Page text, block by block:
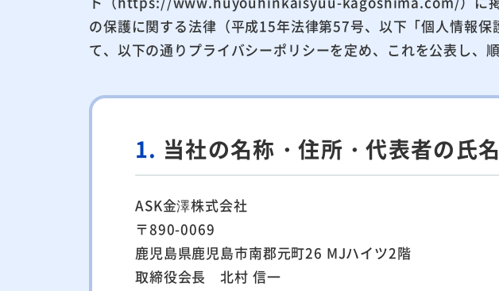
の保護に関する法律（平成15年法律第57号、以下「個人情報
て、以下の通りプライバシーポリシーを定め、これを公表し、順
1. 当社の名称・住所・代表者の氏名
ASK金澤株式会社
〒890-0069
鹿児島県鹿児島市南郡元町26 MJハイツ2階
取締役会長 北村 信一